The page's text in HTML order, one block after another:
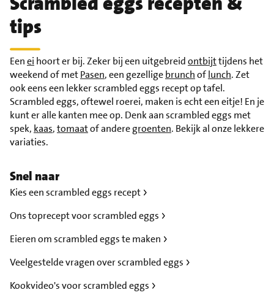
tips
Eenei hoort er bij. Zeker bij een uitgebreidontbijttijdens het
weekend of metPasen, een gezelligebrunchoflunch. Zet
ook eens een lekker scrambled eggs recept op tafel.
Scrambled eggs, oftewel roerei, maken is echt een eitje! En je
kunt er alle kanten mee op. Denk aan scrambled eggs met
spek, kaas,tomaatof anderegroenten. Bekijk al onze lekkere
variaties.
Snel naar
Kies een scrambled eggs recept
Ons toprecept voor scrambled eggs
Eieren om scrambled eggs te maken
Veelgestelde vragen over scrambled eggs
Kookvideo's voor scrambled eggs